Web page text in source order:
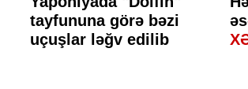
tayfununa görə bəzi
uçuşlar ləğv edilib